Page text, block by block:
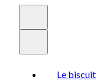
Le biscuit